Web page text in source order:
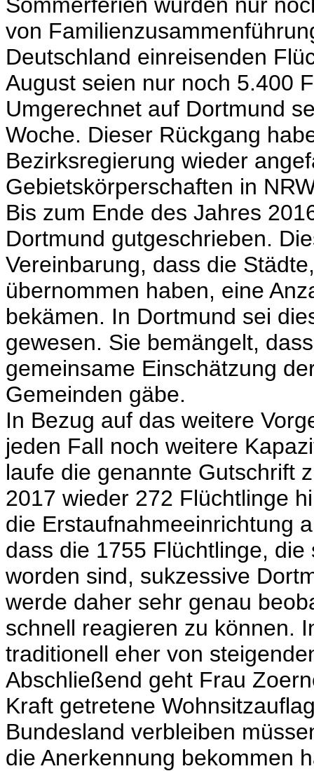
von
Deutschland einreisenden
August seien nur noch 5.400
Umgerechnet auf Dortmund
Woche. Dieser Rückgang
Bezirksregierung wieder
Gebietskörperschaften in
Bis zum Ende des Jahres
Dortmund gutgeschrieben.
Vereinbarung, dass die
übernommen haben, eine
bekämen. In Dortmund sei
gewesen. Sie bemängelt,
gemeinsame Einschätzung
Gemeinden gäbe.
In Bezug auf das weitere
jeden Fall noch weitere
laufe die genannte Gutschrift
2017 wieder 272 Flüchtlinge
die Erstaufnahmeeinrichtung
dass die 1755 Flüchtlinge,
worden sind, sukzessive
werde daher sehr genau
schnell reagieren zu können.
traditionell eher von
Abschließend geht Frau
Kraft getretene
Bundesland verbleiben
die Anerkennung bekommen